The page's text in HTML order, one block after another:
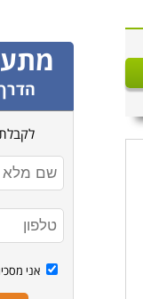
אני